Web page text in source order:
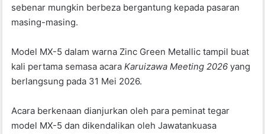
sebenar mungkin berbeza bergantung kepada pasaran
masing-masing.
Model MX-5 dalam warna Zinc Green Metallic tampil buat
kali pertama semasa acaraKaruizawa Meeting 2026 yang
berlangsung pada 31 Mei 2026.
Acara berkenaan dianjurkan oleh para peminat tegar
model MX-5 dan dikendalikan oleh Jawatankuasa